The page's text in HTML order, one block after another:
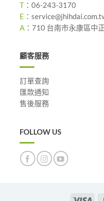
T ： 06-243-3170
E ：
A ： 710 台南市永康區中
顧客服務
訂單查詢
匯款通知
售後服務
FOLLOW US
Visa